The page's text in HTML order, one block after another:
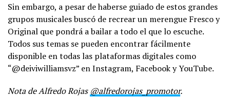
Sin embargo, a pesar de haberse guiado de estos grandes
grupos musicales buscó de recrear un merengue Fresco y
Original que pondrá a bailar a todo el que lo escuche.
Todos sus temas se pueden encontrar fácilmente
disponible en todas las plataformas digitales como
“@deiviwilliamsvz” en Instagram, Facebook y YouTube.
Nota de Alfredo Rojas @alfredorojas_promotor.